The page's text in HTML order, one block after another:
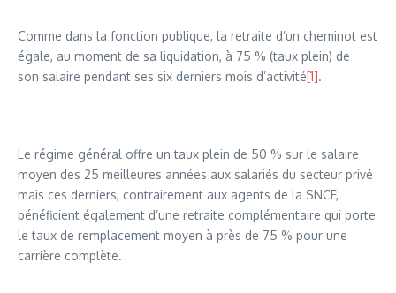
Comme dans la fonction publique, la retraite d’un cheminot est
égale, au moment de sa liquidation, à 75 % (taux plein) de
son salaire pendant ses six derniers mois d’activité[1].
Le régime général offre un taux plein de 50 % sur le salaire
moyen des 25 meilleures années aux salariés du secteur privé
mais ces derniers, contrairement aux agents de la SNCF,
bénéficient également d’une retraite complémentaire qui porte
le taux de remplacement moyen à près de 75 % pour une
carrière complète.